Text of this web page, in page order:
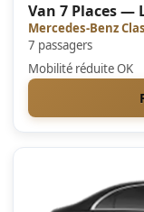
Van 7 Places —
Mercedes-Benz
7 passagers
Mobilité réduite OK